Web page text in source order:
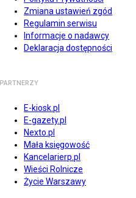
Zmiana ustawień zgód
Regulamin serwisu
Informacje o nadawcy
Deklaracja dostępności
PARTNERZY
E-kiosk.pl
E-gazety.pl
Nexto.pl
Mała księgowość
Kancelarierp.pl
Wieści Rolnicze
Życie Warszawy